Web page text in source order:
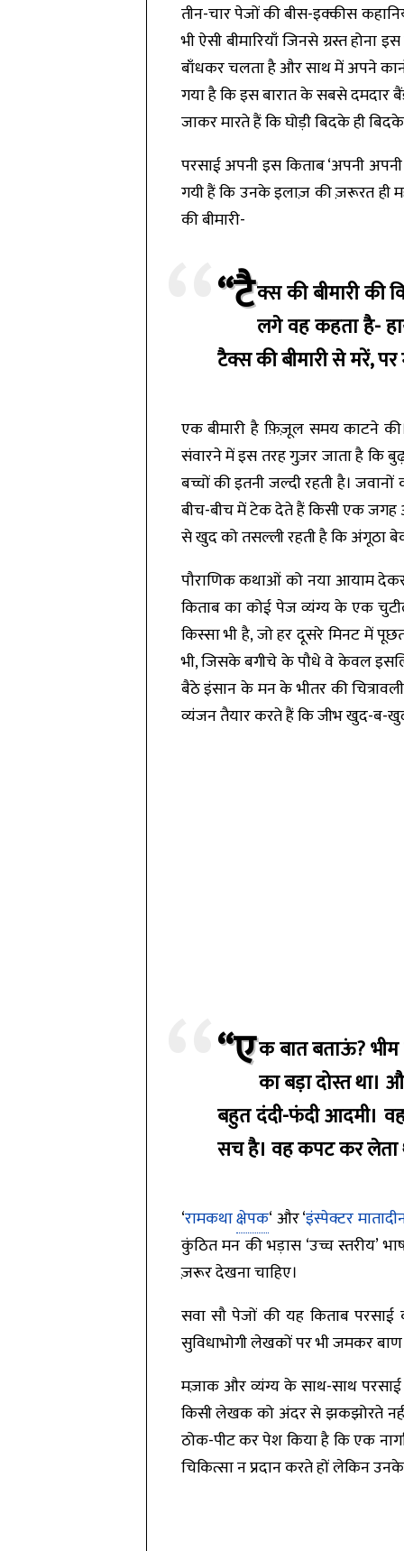
तीन-चार पेजों की बीस-इक्कीस
भी ऐसी बीमारियाँ जिनसे ग्रस्त
बाँधकर चलता है और साथ में अपने
गया है कि इस बारात के सबसे
जाकर मारते हैं कि घोड़ी बिदके ही
परसाई अपनी इस किताब ‘अपनी
गयी हैं कि उनके इलाज़ की ज़रूरत ही
की बीमारी-
“टैक्स की बीमारी
लगे वह कहता है-
टैक्स की बीमारी से मरें,
एक बीमारी है फ़िज़ूल समय काटने
संवारने में इस तरह गुज़र जाता है कि
बच्चों की इतनी जल्दी रहती है।
बीच-बीच में टेक देते हैं किसी एक जगह
से खुद को तसल्ली रहती है कि अंगूठा
पौराणिक कथाओं को नया आयाम देकर
किताब का कोई पेज व्यंग्य के एक
किस्सा भी है, जो हर दूसरे मिनट में
भी, जिसके बगीचे के पौधे वे केवल
बैठे इंसान के मन के भीतर की
व्यंजन तैयार करते हैं कि जीभ खुद-ब-
“एक बात बताऊं? भीम
का बड़ा दोस्त था।
बहुत दंदी-फंदी आदमी।
सच है। वह कपट कर लेता
‘रामकथाक्षेपक‘ और ‘इंस्पेक्टर
कुंठित मन की भड़ास ‘उच्च स्तरीय’
ज़रूर देखना चाहिए।
सवा सौ पेजों की यह किताब
सुविधाभोगी लेखकों पर भी जमकर
मज़ाक और व्यंग्य के साथ-साथ परसाई
किसी लेखक को अंदर से झकझोरते नहीं
ठोक-पीट कर पेश किया है कि एक
चिकित्सा न प्रदान करते हों लेकिन